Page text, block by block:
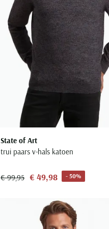
State of Art
trui paars v-hals katoen
€ 99,95 € 49,98 - 50%